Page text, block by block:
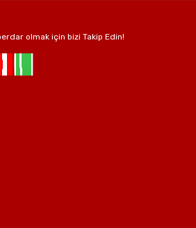
olmak için bizi Takip Edin!